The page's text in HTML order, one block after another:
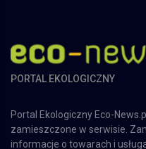
PORTAL EKOLOGICZNY
zamieszczone w serwisie.
informacje o towarach i